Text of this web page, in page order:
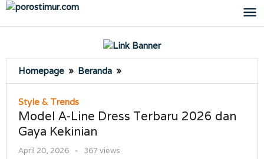
Lewati
Homepage » Beranda »
A-
Dress
Terbaru
Style & Trends
Model A-Line Dress Terbaru 2026 dan
Gaya Kekinian
April 20, 2026
oleh
-
367 views